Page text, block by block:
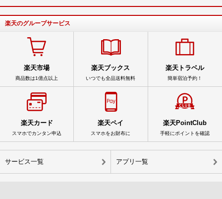
楽天のグループサービス
楽天市場
商品数は1億点以上
楽天ブックス
いつでも全品送料無料
楽天トラベル
簡単宿泊予約！
楽天カード
スマホでカンタン申込
楽天ペイ
スマホをお財布に
楽天PointClub
手軽にポイントを確認
サービス一覧 アプリ一覧